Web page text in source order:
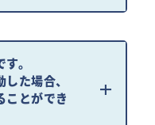
。
た場合、
ことができ